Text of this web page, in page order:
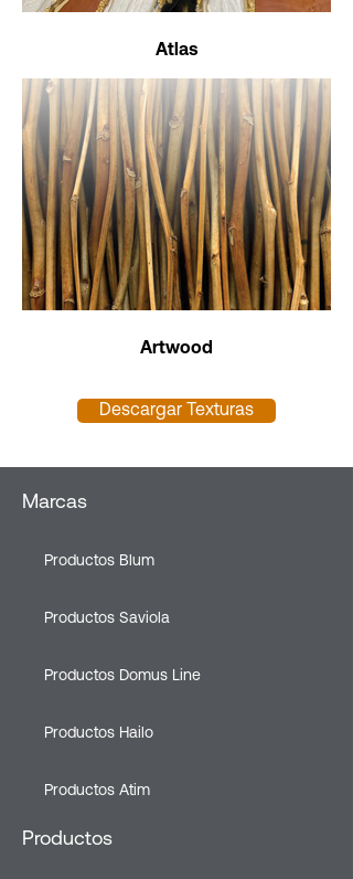
Atlas
Artwood
Descargar Texturas
Marcas
Productos Blum
Productos Saviola
Productos Domus Line
Productos Hailo
Productos Atim
Productos